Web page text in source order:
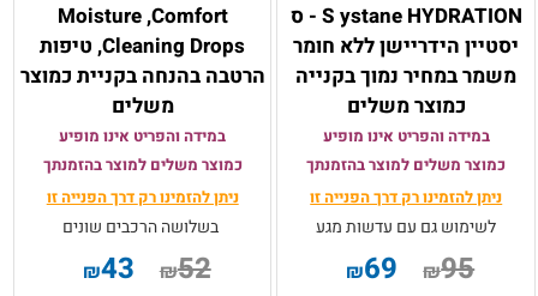
S ystane HYDRATION - ס
יסטיין הידריישן ללא חומר
משמר במחיר נמוך בקנייה
כמוצר משלים
במידה והפריט אינו מופיע
כמוצר משלים למוצר בהזמנתך
ניתן להזמינו רק דרך הפנייה זו
לשימוש גם עם עדשות מגע
₪95
₪69
Moisture ,Comfort
,Cleaning Drops טיפות
הרטבה בהנחה בקניית כמוצר
משלים
במידה והפריט אינו מופיע
כמוצר משלים למוצר בהזמנתך
ניתן להזמינו רק דרך הפנייה זו
בשלושה הרכבים שונים
₪52
₪43